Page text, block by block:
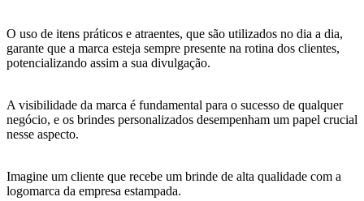
O uso de itens práticos e atraentes, que são utilizados no dia a dia,
garante que a marca esteja sempre presente na rotina dos clientes,
potencializando assim a sua divulgação.
A visibilidade da marca é fundamental para o sucesso de qualquer
negócio, e os brindes personalizados desempenham um papel crucial
nesse aspecto.
Imagine um cliente que recebe um brinde de alta qualidade com a
logomarca da empresa estampada.